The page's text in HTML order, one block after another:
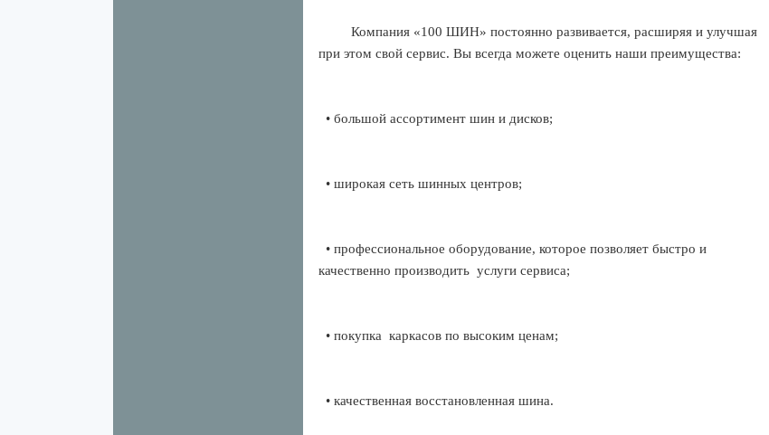
Компания «100 ШИН» постоянно развивается, расширяя и улучшая
при этом свой сервис. Вы всегда можете оценить наши преимущества:
• большой ассортимент шин и дисков;
• широкая сеть шинных центров;
• профессиональное оборудование, которое позволяет быстро и
качественно производить услуги сервиса;
• покупка каркасов по высоким ценам;
• качественная восстановленная шина.